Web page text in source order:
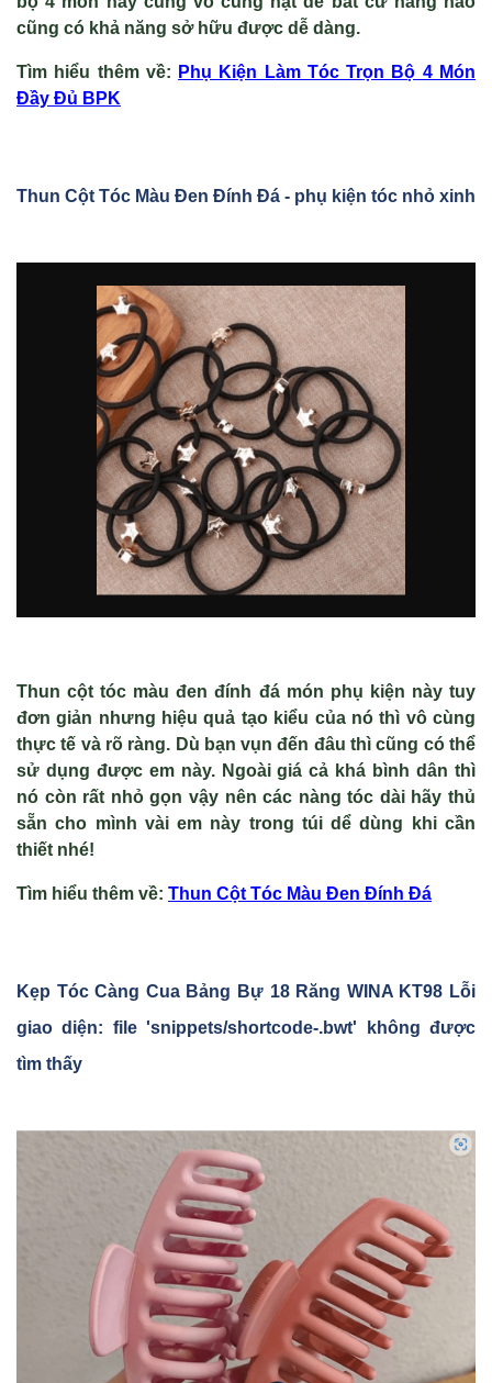
cũng có khả năng sở hữu được dễ dàng.
Tìm hiểu thêm về: Phụ Kiện Làm Tóc Trọn Bộ 4 Món
Đầy Đủ BPK
Thun Cột Tóc Màu Đen Đính Đá - phụ kiện tóc nhỏ xinh
Thun cột tóc màu đen đính đá món phụ kiện này tuy
đơn giản nhưng hiệu quả tạo kiểu của nó thì vô cùng
thực tế và rõ ràng. Dù bạn vụn đến đâu thì cũng có thể
sử dụng được em này. Ngoài giá cả khá bình dân thì
nó còn rất nhỏ gọn vậy nên các nàng tóc dài hãy thủ
sẵn cho mình vài em này trong túi dể dùng khi cần
thiết nhé!
Tìm hiểu thêm về: Thun Cột Tóc Màu Đen Đính Đá
Kẹp Tóc Càng Cua Bảng Bự 18 Răng WINA KT98 Lỗi
giao diện: file 'snippets/shortcode-.bwt' không được
tìm thấy